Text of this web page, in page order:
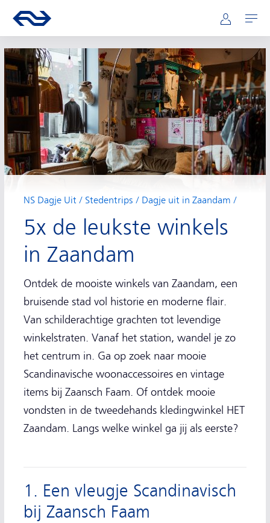
Hoofdnavigatie
Ga naar de homepage van ns.nl Mijn NS
Openen
NS Dagje Uit Stedentrips Dagje uit in Zaandam
5x de leukste winkels
in Zaandam
Ontdek de mooiste winkels van Zaandam, een
bruisende stad vol historie en moderne flair.
Van schilderachtige grachten tot levendige
winkelstraten. Vanaf het station, wandel je zo
het centrum in. Ga op zoek naar mooie
Scandinavische woonaccessoires en vintage
items bij Zaansch Faam. Of ontdek mooie
vondsten in de tweedehands kledingwinkel HET
Zaandam. Langs welke winkel ga jij als eerste?
1. Een vleugje Scandinavisch
bij Zaansch Faam